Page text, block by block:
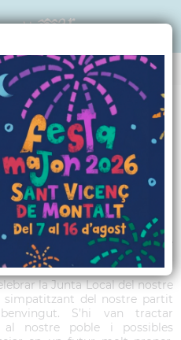
2016
Montalt, volem agrair la bona
per part del poble del nostre
la Junta Local del nostre
del nostre partit
S’hi van tractar
al nostre poble i possibles